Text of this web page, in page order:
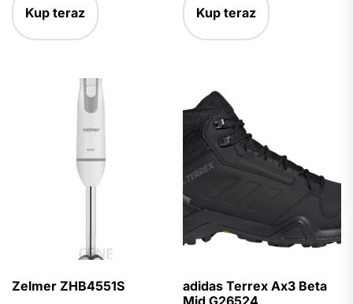
Kup teraz Kup teraz
Zelmer ZHB4551S
adidas Terrex Ax3 Beta